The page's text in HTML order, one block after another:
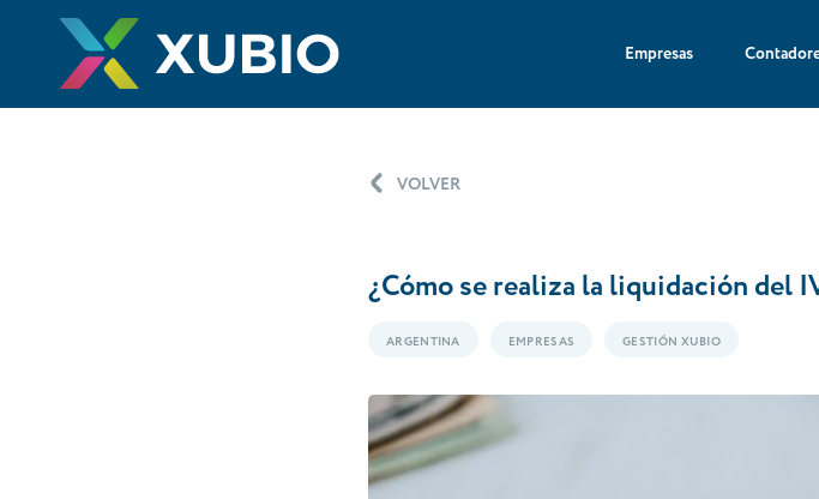
Empresas
VOLVER
¿Cómo se realiza la liquidación del
ARGENTINA EMPRESAS GESTIÓN XUBIO